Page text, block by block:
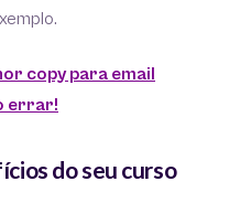
copy para email
errar!
do seu curso